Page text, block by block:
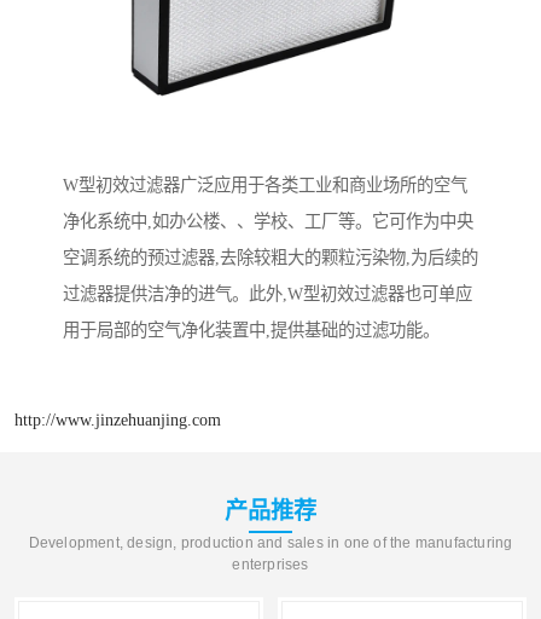
W型初效过滤器广泛应用于各类工业和商业场所的空气
净化系统中,如办公楼、、学校、工厂等。它可作为中央
空调系统的预过滤器,去除较粗大的颗粒污染物,为后续的
过滤器提供洁净的进气。此外,W型初效过滤器也可单应
用于局部的空气净化装置中,提供基础的过滤功能。
http://www.jinzehuanjing.com
产品推荐
Development, design, production and sales in one of the manufacturing
enterprises